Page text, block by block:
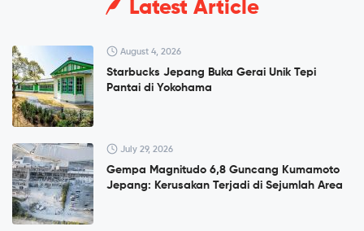
Latest Article
August 4, 2026
Starbucks Jepang Buka Gerai Unik Tepi
Pantai di Yokohama
July 29, 2026
Gempa Magnitudo 6,8 Guncang Kumamoto
Jepang: Kerusakan Terjadi di Sejumlah Area